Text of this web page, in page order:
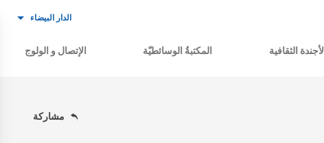
الدار البيضاء
الأجندة الثقافية المكتبةُ الوسائطيّة الإتصال و الولوج
مشاركة